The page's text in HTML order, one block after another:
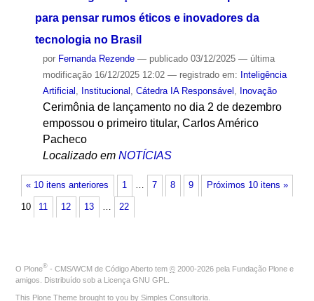
para pensar rumos éticos e inovadores da
tecnologia no Brasil
por Fernanda Rezende — publicado03/12/2025 — última
modificação16/12/2025 12:02 — registrado em: Inteligência
Artificial , Institucional , Cátedra IA Responsável , Inovação
Cerimônia de lançamento no dia 2 de dezembro
empossou o primeiro titular, Carlos Américo
Pacheco
Localizado em NOTÍCIAS
« 10 itens anteriores Próximos 10 itens »
1 … 7 8 9
10 11 12 13 … 22
O Plone® - CMS/WCM de Código Aberto tem © 2000-2026 pela Fundação Plone e
amigos. Distribuído sob a Licença GNU GPL
This Plone Theme brought to you by Simples Consultoria